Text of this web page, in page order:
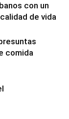
con un
de vida
comida